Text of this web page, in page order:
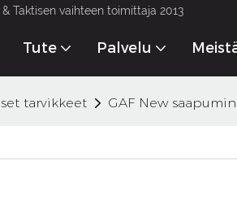
Taktisen vaihteen toimittaja 2013
Tute Palvelu
tarvikkeet GAF New